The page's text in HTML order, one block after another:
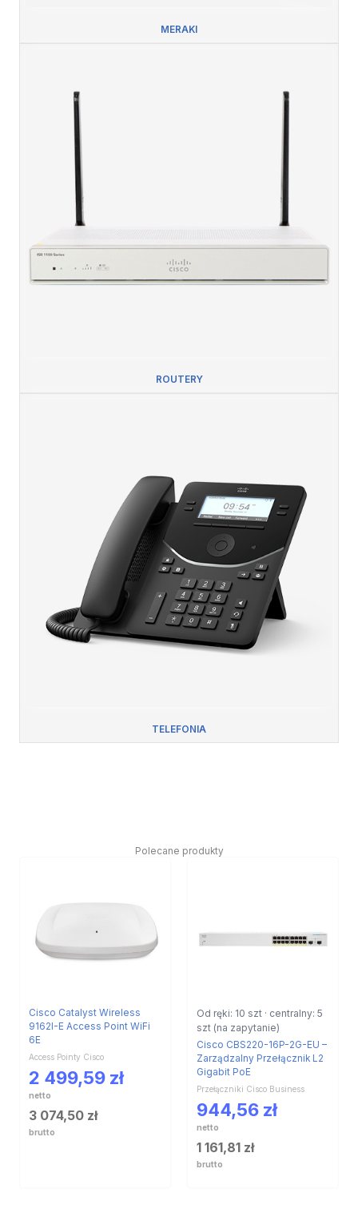
MERAKI
ROUTERY
TELEFONIA
Polecane produkty
Cisco Catalyst Wireless
9162I-E Access Point WiFi
6E
Access Pointy Cisco
2 499,59 zł
netto
3 074,50 zł
brutto
Od ręki: 10 szt · centralny: 5
szt (na zapytanie)
Cisco CBS220-16P-2G-EU –
Zarządzalny Przełącznik L2
Gigabit PoE
Przełączniki Cisco Business
944,56 zł
netto
1 161,81 zł
brutto